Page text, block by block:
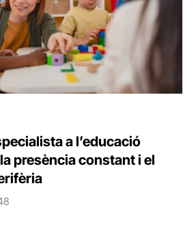
a l’educació
presència constant i el